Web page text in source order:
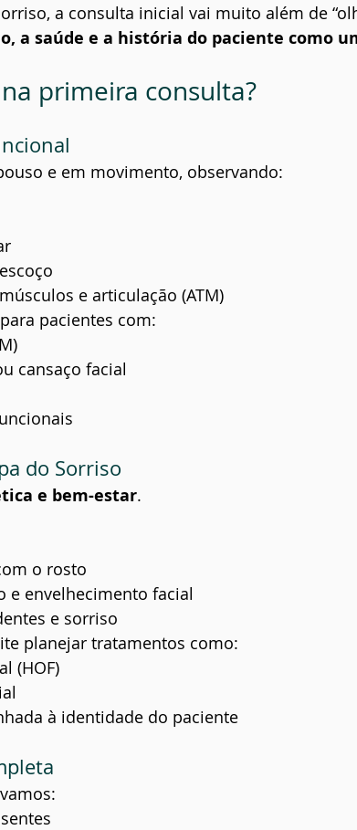
a consulta inicial vai muito além de
a saúde e a história do paciente como
primeira consulta?
e em movimento, observando:
e articulação (ATM)
pacientes com:
cansaço facial
do Sorriso
e bem-estar.
o rosto
e envelhecimento facial
e sorriso
planejar tratamentos como:
(HOF)
à identidade do paciente